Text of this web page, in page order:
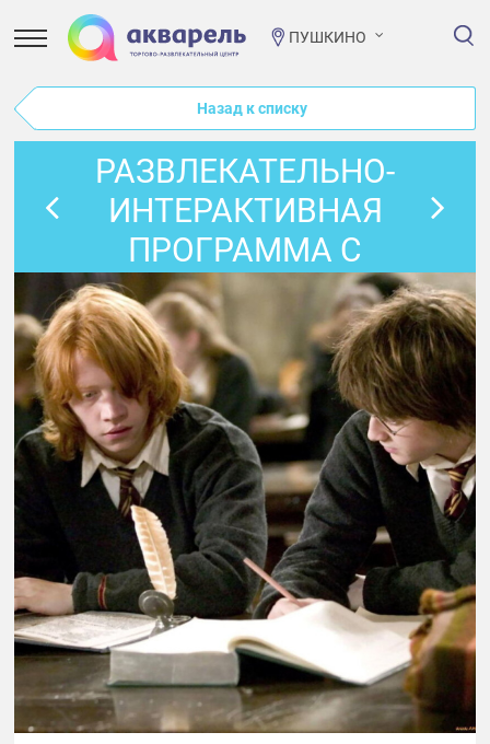
ПУШКИНО
Назад к списку
РАЗВЛЕКАТЕЛЬНО-
ИНТЕРАКТИВНАЯ
ПРОГРАММА С
ГАРРИ ПОТТЕРОМ